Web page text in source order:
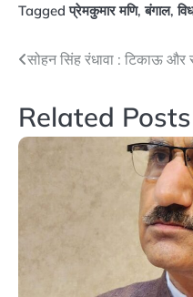
Taggedप्रेमकुमार मणि,बंगाल,
Post
सोहन सिंह रंधावा : टिकाऊ और
Related Posts